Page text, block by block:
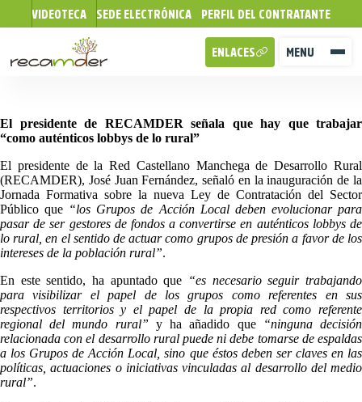
VIDEOTECA SEDE ELECTRÓNICA PERFIL DEL CONTRATANTE
MENU
ENLACES
El presidente de RECAMDER señala que hay que trabajar
“como auténticos lobbys de lo rural”
El presidente de la Red Castellano Manchega de Desarrollo Rural
(RECAMDER), José Juan Fernández, señaló en la inauguración de la
Jornada Formativa sobre la nueva Ley de Contratación del Sector
Público que “los Grupos de Acción Local deben evolucionar para
pasar de ser gestores de fondos a convertirse en auténticos lobbys de
lo rural, en el sentido de actuar como grupos de presión a favor de los
intereses de la población rural”.
En este sentido, ha apuntado que “es necesario seguir trabajando
para visibilizar el papel de los grupos como referentes en sus
respectivos territorios y el papel de la propia red como referente
regional del mundo rural” y ha añadido que“ninguna decisión
relacionada con el desarrollo rural puede ni debe tomarse de espaldas
a los Grupos de Acción Local, sino que éstos deben ser claves en las
políticas, actuaciones o iniciativas vinculadas al desarrollo del medio
rural”.